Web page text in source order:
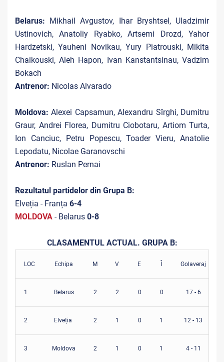
Belarus: Mikhail Avgustov, Ihar Bryshtsel, Uladzimir
Ustinovich, Anatoliy Ryabko, Artsemi Drozd, Yahor
Hardzetski, Yauheni Novikau, Yury Piatrouski, Mikita
Chaikouski, Aleh Hapon, Ivan Kanstantsinau, Vadzim
Bokach
Antrenor: Nicolas Alvarado
Moldova:Alexei Capsamun,Alexandru Sîrghi, Dumitru
Graur, Andrei Florea, Dumitru Ciobotaru, Artiom Turta,
Ion Canciuc, Petru Popescu, Toader Vieru, Anatolie
Lepodatu, Nicolae Garanovschi
Antrenor: Ruslan Pernai
Rezultatul partidelor din Grupa B:
Elveția - Franța 6-4
MOLDOVA - Belarus 0-8
CLASAMENTUL ACTUAL. GRUPA B:
LOC Echipa M V E Î Golaveraj
1 Belarus 2 2 0 0 17 - 6
2 Elveția 2 1 0 1 12 - 13
3 Moldova 2 1 0 1 4 - 11